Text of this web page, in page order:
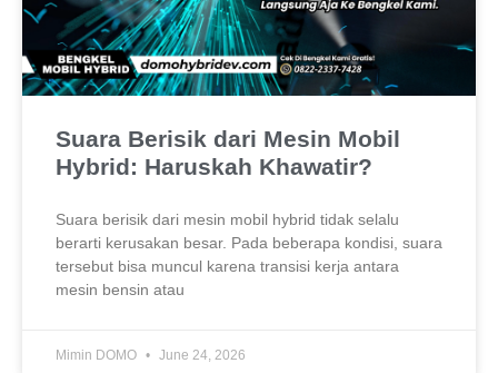
Suara Berisik dari Mesin Mobil
Hybrid: Haruskah Khawatir?
Suara berisik dari mesin mobil hybrid tidak selalu
berarti kerusakan besar. Pada beberapa kondisi, suara
tersebut bisa muncul karena transisi kerja antara
mesin bensin atau
Mimin DOMO June 24, 2026